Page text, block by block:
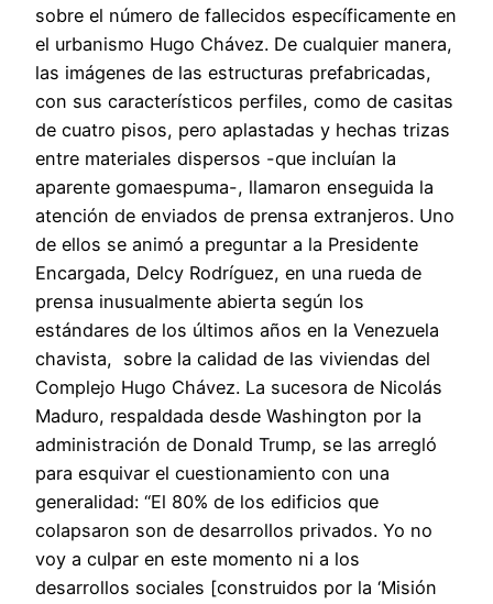
sobre el número de fallecidos específicamente en
el urbanismo Hugo Chávez. De cualquier manera,
las imágenes de las estructuras prefabricadas,
con sus característicos perfiles, como de casitas
de cuatro pisos, pero aplastadas y hechas trizas
entre materiales dispersos -que incluían la
aparente gomaespuma-, llamaron enseguida la
atención de enviados de prensa extranjeros. Uno
de ellos se animó a preguntar a la Presidente
Encargada, Delcy Rodríguez, en una rueda de
prensa inusualmente abierta según los
estándares de los últimos años en la Venezuela
chavista, sobre la calidad de las viviendas del
Complejo Hugo Chávez. La sucesora de Nicolás
Maduro, respaldada desde Washington por la
administración de Donald Trump, se las arregló
para esquivar el cuestionamiento con una
generalidad: “El 80% de los edificios que
colapsaron son de desarrollos privados. Yo no
voy a culpar en este momento ni a los
desarrollos sociales [construidos por la ‘Misión